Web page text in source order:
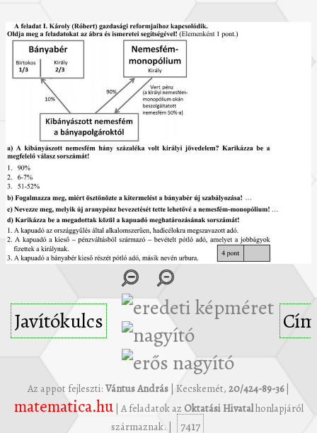
Javítókulcs
Az appot fejleszti: Vántus András | Kecskemét, 20/424-89-36|
matematica.hu| A feladatok az Oktatási Hivatalhonlapjáról
származnak. |
7417